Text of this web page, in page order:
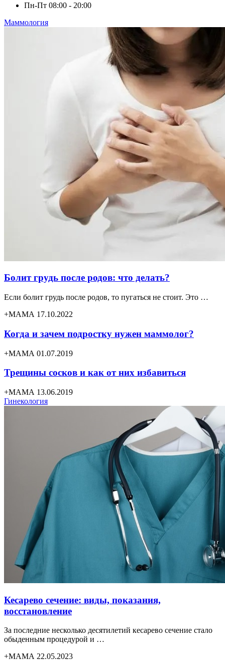
Пн-Пт 08:00 - 20:00
Маммология
Болит грудь после родов: что делать?
Если болит грудь после родов, то пугаться не стоит. Это …
+МАМА 17.10.2022
Когда и зачем подростку нужен маммолог?
+МАМА 01.07.2019
Трещины сосков и как от них избавиться
+МАМА 13.06.2019
Гинекология
Кесарево сечение: виды, показания,
восстановление
За последние несколько десятилетий кесарево сечение стало
обыденным процедурой и …
+МАМА 22.05.2023